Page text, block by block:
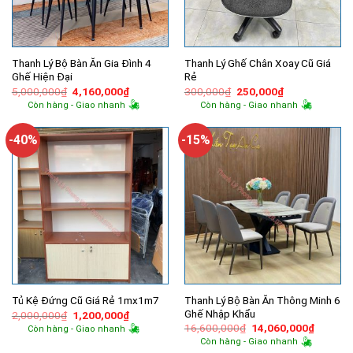
Thanh Lý Bộ Bàn Ăn Gia Đình 4
Ghế Hiện Đại
5,000,000₫ Giá
gốc
là:
4,160,000₫Giá
hiện
tại
4,160,000₫.
Còn hàng - Giao nhanh
Thanh Lý Ghế Chân Xoay Cũ Giá
Rẻ
300,000₫ Giá
gốc
là:
250,000₫Giá
hiện
tại
250,000₫.
Còn hàng - Giao nhanh
-40%
Tủ Kệ Đứng Cũ Giá Rẻ 1mx1m7
2,000,000₫ Giá
gốc
là:
1,200,000₫Giá
hiện
tại
Còn hàng - Giao nhanh
-15%
Thanh Lý Bộ Bàn Ăn Thông Minh 6
Ghế Nhập Khẩu
16,600,000₫ Giá
gốc
là:
14,060,000₫Giá
hiện
Còn hàng - Giao nhanh